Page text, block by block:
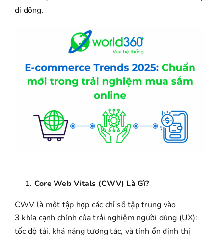
di động.
Core Web Vitals (CWV) Là Gì?
CWV là một tập hợp các chỉ số tập trung vào
3 khía cạnh chính của trải nghiệm người dùng (UX):
tốc độ tải, khả năng tương tác, và tính ổn định thị